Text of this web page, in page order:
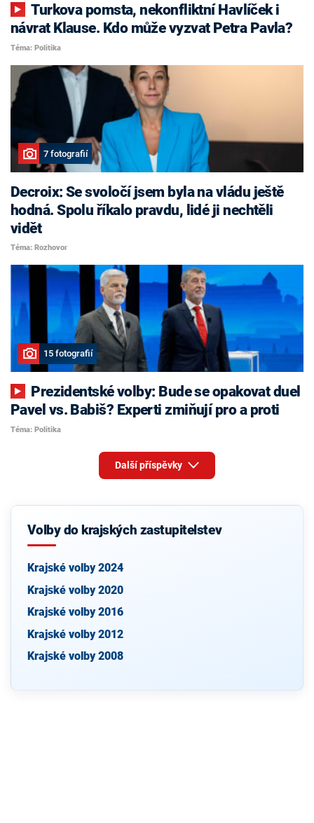
Turkova pomsta, nekonfliktní Havlíček i
návrat Klause. Kdo může vyzvat Petra Pavla?
Téma: Politika
7 fotografií
Decroix: Se svoločí jsem byla na vládu ještě
hodná. Spolu říkalo pravdu, lidé ji nechtěli
vidět
Téma: Rozhovor
15 fotografií
Pavel vs. Babiš? Experti zmiňují pro a proti
Téma: Politika
Další příspěvky
Volby do krajských zastupitelstev
Krajské volby 2024
Krajské volby 2020
Krajské volby 2016
Krajské volby 2012
Krajské volby 2008